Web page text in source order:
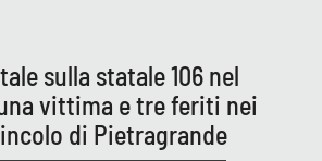
sulla statale 106 nel
vittima e tre feriti nei
di Pietragrande